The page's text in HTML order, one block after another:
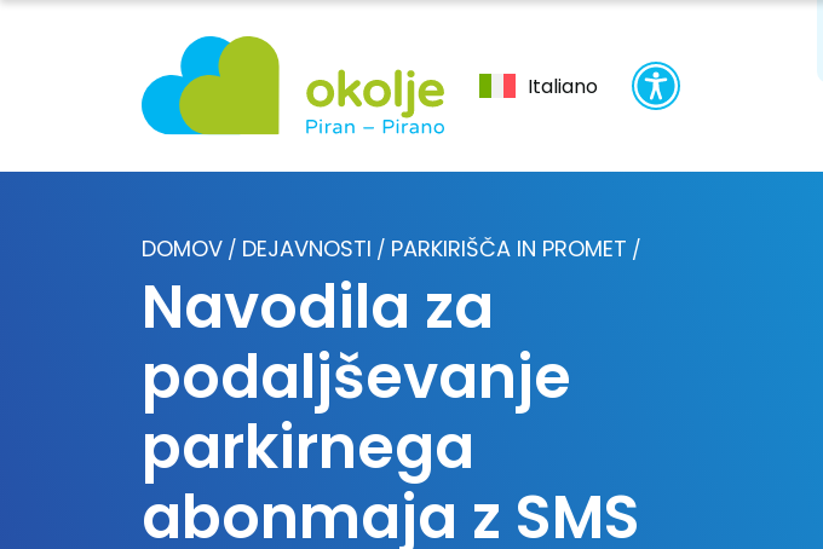
Italiano
DOMOV / DEJAVNOSTI / PARKIRIŠČA IN PROMET /
Navodila za
podaljševanje
parkirnega
abonmaja z SMS